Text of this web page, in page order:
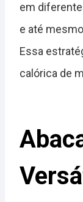
em
e até
Essa
calórica de